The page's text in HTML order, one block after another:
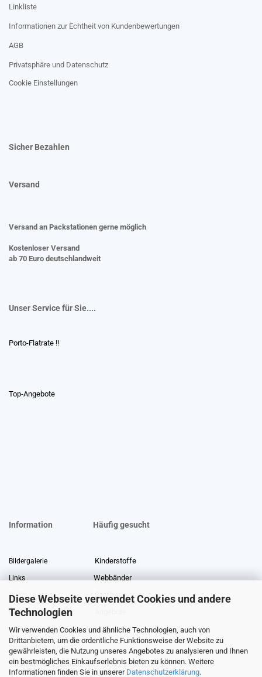
Diese Webseite verwendet Cookies und andere
Technologien
Wir verwenden Cookies und ähnliche Technologien, auch von
Drittanbietern, um die ordentliche Funktionsweise der Website zu
gewährleisten, die Nutzung unseres Angebotes zu analysieren und Ihnen
ein bestmögliches Einkaufserlebnis bieten zu können. Weitere
Informationen finden Sie in unserer Datenschutzerklärung.
Linkliste
Informationen zur Echtheit von Kundenbewertungen
AGB
Privatsphäre und Datenschutz
Cookie Einstellungen
Sicher Bezahlen
Versand
Versand an Packstationen gerne möglich
Kostenloser Versand
ab 70 Euro deutschlandweit
Unser Service für Sie....
Porto-Flatrate !!
Top-Angebote
Information Häufig gesucht
Bildergalerie Kinderstoffe
Links Webbänder
Stoffe Lexikon Stoffreste
Über uns
Gewerberabatt Meterware
Stoffe auf Rechnung
Information zur Echtheit von Kundenbewertungen